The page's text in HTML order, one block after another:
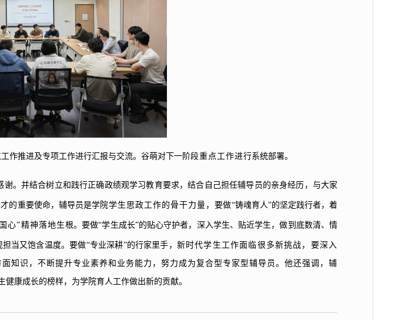
作推进及专项工作进行汇报与交流。谷萌对下一阶段重点工作进行系统部署。
。并结合树立和践行正确政绩观学习教育要求，结合自己担任辅导员的亲身经历，与大家
的重要使命，辅导员是学院学生思政工作的骨干力量，要做“铸魂育人”的坚定践行者，着
心”精神落地生根。要做“学生成长”的贴心守护者，深入学生、贴近学生，做到底数清、情
当又饱含温度。要做“专业深耕”的行家里手， 新时代学生工作面临很多新挑战，要深入
知识，不断提升专业素养和业务能力，努力成为复合型专家型辅导员。他还强调，辅
康成长的榜样，为学院育人工作做出新的贡献。